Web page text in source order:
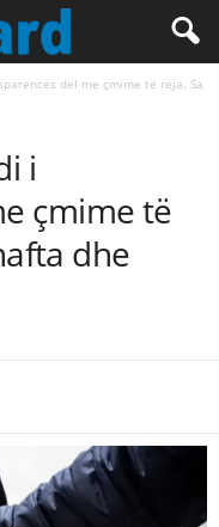
del me çmime të reja. Sa
i
çmime të
dhe